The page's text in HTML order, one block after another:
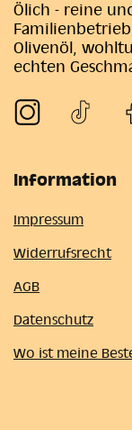
Ölich - reine
Olivenöl,
echten
Information
Impressum
Widerrufsrecht
AGB
Datenschutz
Wo ist meine